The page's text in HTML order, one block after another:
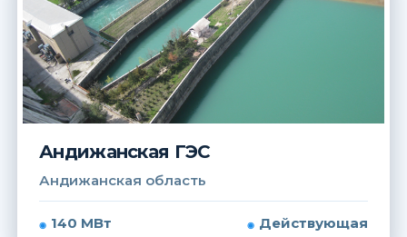
Андижанская ГЭС
Андижанская область
140 МВт Действующая